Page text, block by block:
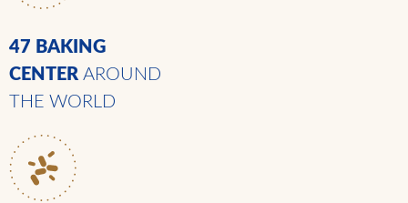
47 BAKING
CENTER AROUND
THE WORLD